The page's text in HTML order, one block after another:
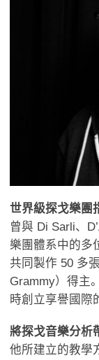
世界級探戈樂團
曾與 Di Sarli、
樂團體系中的多
共同製作 50 多
Grammy）得主
時創立享譽國際
將探戈音樂分析
他所建立的教學